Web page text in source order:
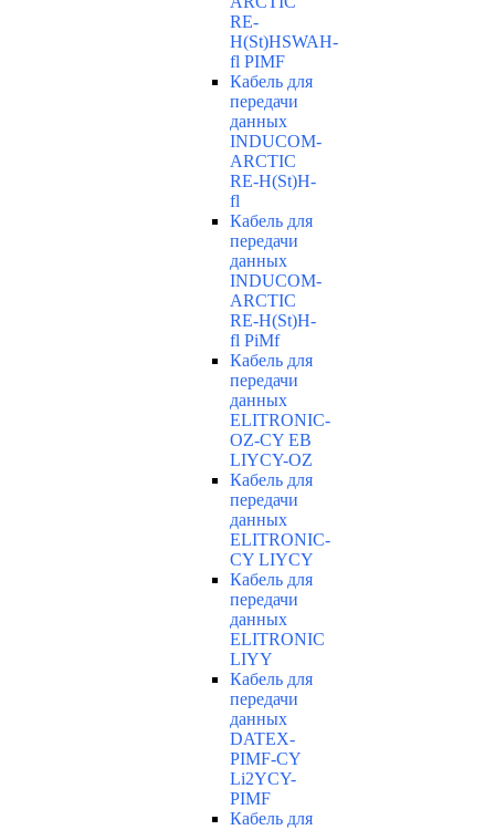
RE-
H(St)HSWAH-
fl PIMF
Кабель для
передачи
данных
INDUCOM-
ARCTIC
RE-H(St)H-
fl
Кабель для
передачи
данных
INDUCOM-
ARCTIC
RE-H(St)H-
fl PiMf
Кабель для
передачи
данных
ELITRONIC-
OZ-CY EB
LIYCY-OZ
Кабель для
передачи
данных
ELITRONIC-
CY LIYCY
Кабель для
передачи
данных
ELITRONIC
LIYY
Кабель для
передачи
данных
DATEX-
PIMF-CY
Li2YCY-
PIMF
Кабель для